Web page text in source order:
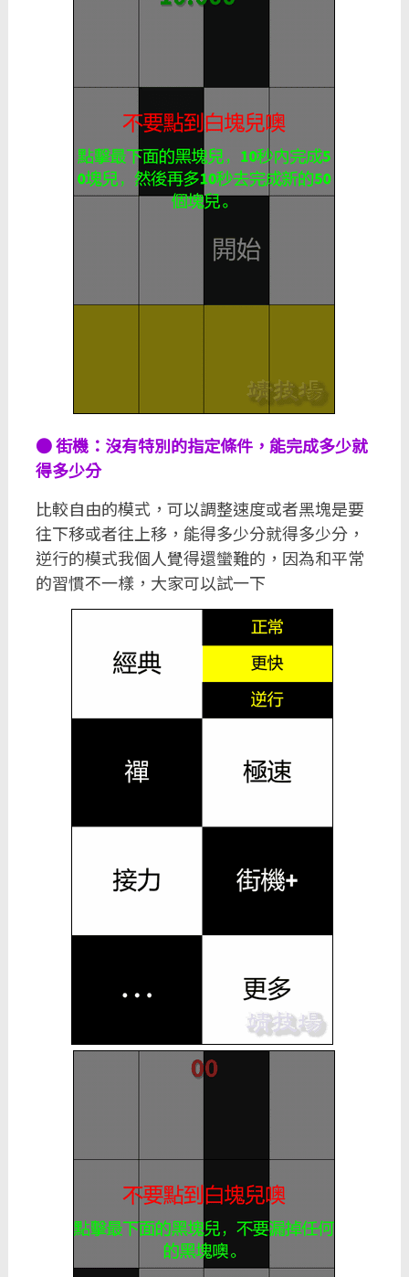
● 街機：沒有特別的指定條件，能完成多少就
得多少分
比較自由的模式，可以調整速度或者黑塊是要
往下移或者往上移，能得多少分就得多少分，
逆行的模式我個人覺得還蠻難的，因為和平常
的習慣不一樣，大家可以試一下